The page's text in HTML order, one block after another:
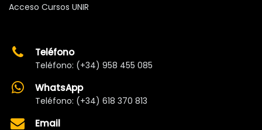
Acceso Cursos UNIR
Teléfono
Teléfono: (+34) 958 455 085
WhatsApp
Teléfono: (+34) 618 370 813
Email